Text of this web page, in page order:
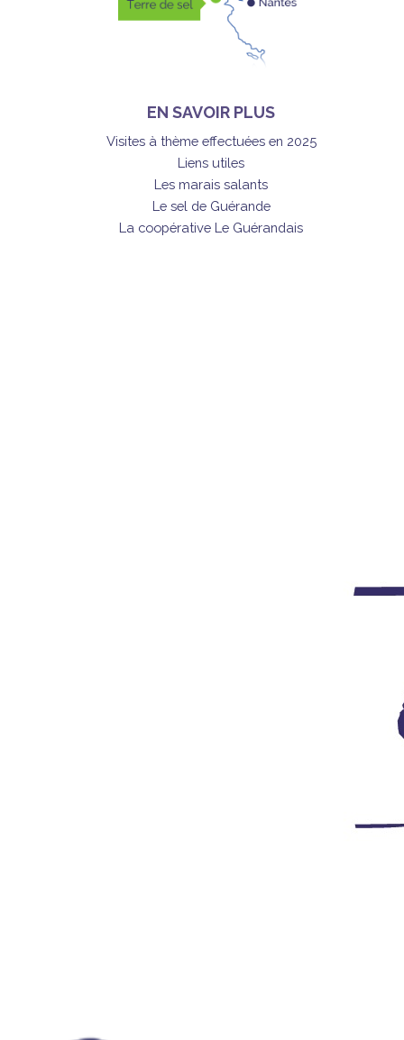
EN SAVOIR PLUS
Visites à thème effectuées en 2025
Liens utiles
Les marais salants
Le sel de Guérande
La coopérative Le Guérandais